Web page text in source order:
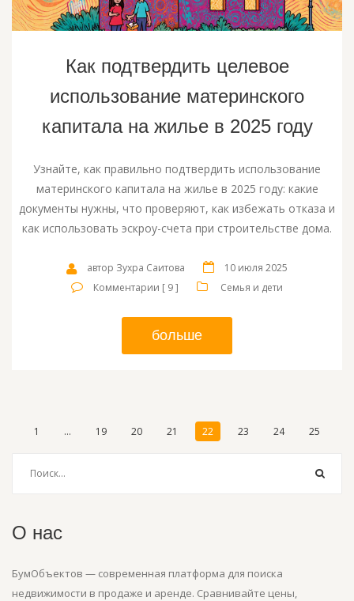
Как подтвердить целевое
использование материнского
капитала на жилье в 2025 году
Узнайте, как правильно подтвердить использование
материнского капитала на жилье в 2025 году: какие
документы нужны, что проверяют, как избежать отказа и
как использовать эскроу-счета при строительстве дома.
автор Зухра Саитова
10 июля 2025
Комментарии [ 9 ]
Семья и дети
больше
1 … 19 20 21 22 23 24 25
О нас
БумОбъектов — современная платформа для поиска
недвижимости в продаже и аренде. Сравнивайте цены,